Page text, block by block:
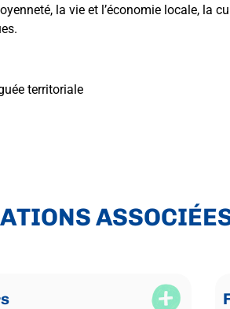
la vie et l’économie locale, la
territoriale